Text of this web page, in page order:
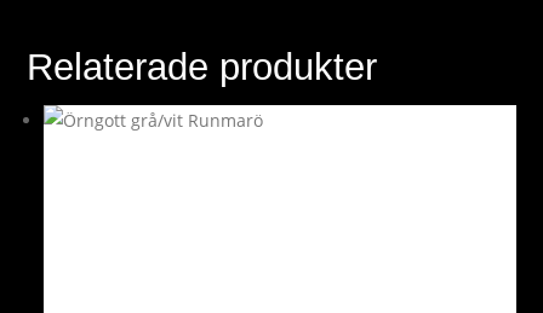
Relaterade produkter